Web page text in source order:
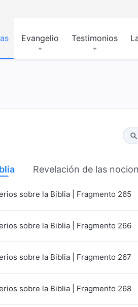
Evangelio Testimonios
Revelación de las
sobre la Biblia | Fragmento 265
sobre la Biblia | Fragmento 266
sobre la Biblia | Fragmento 267
sobre la Biblia | Fragmento 268